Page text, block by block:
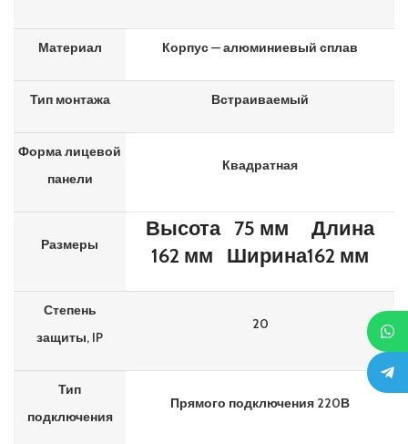
Материал Корпус — алюминиевый сплав
Тип монтажа Встраиваемый
Форма лицевой
панели
Квадратная
Размеры
Высота 75 мм
Длина
162 мм
Ширина162 мм
Степень
защиты, IP
20
Тип
подключения
Прямого подключения 220В